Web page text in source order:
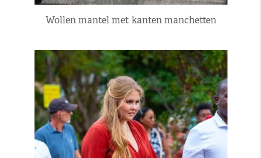
Wollen mantel met kanten manchetten